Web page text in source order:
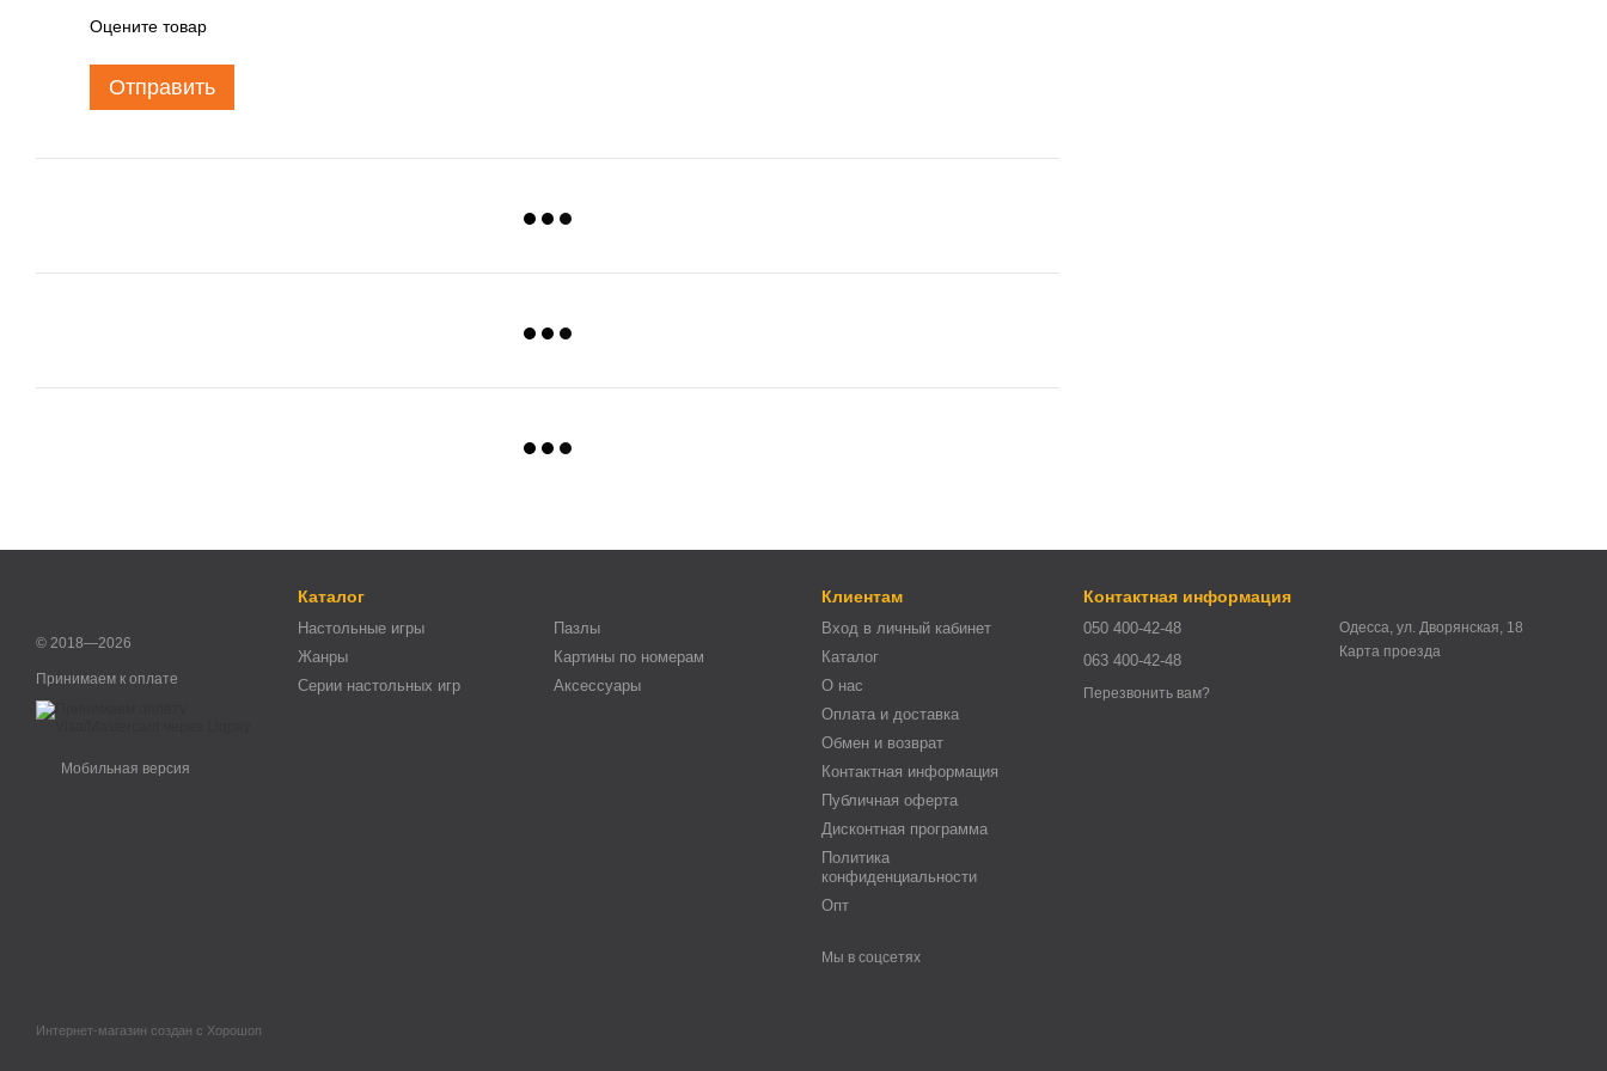
Оцените товар
Отправить
© 2018—2026
Принимаем к оплате
Мобильная версия
Интернет-магазин создан с Хорошоп
Каталог
Настольные игры
Жанры
Серии настольных игр
Пазлы
Картины по номерам
Аксессуары
Клиентам
Вход в личный кабинет
Каталог
О нас
Оплата и доставка
Обмен и возврат
Контактная информация
Публичная оферта
Дисконтная программа
Политика
конфиденциальности
Опт
Мы в соцсетях
Контактная информация
050 400-42-48
063 400-42-48
Перезвонить вам?
Одесса, ул. Дворянская, 18
Карта проезда